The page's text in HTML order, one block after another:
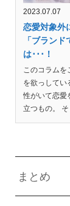
2023.07.07
恋愛対象外
「ブラン
は･･･！
このコラム
を欲っしてい
性がいて恋愛
立つもの。 そ
まとめ